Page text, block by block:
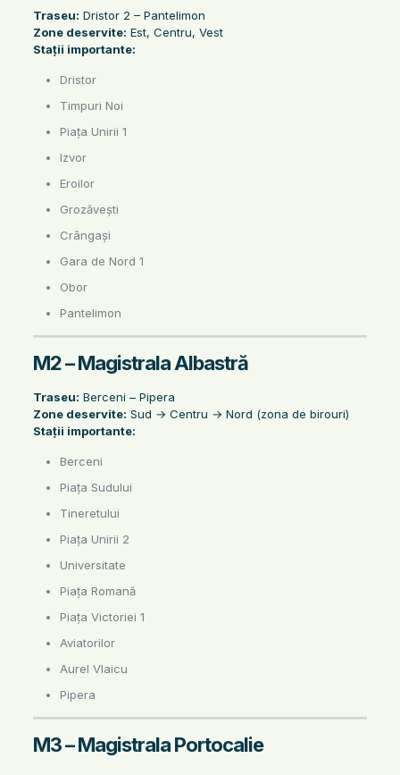
Traseu: Dristor 2 – Pantelimon
Zone deservite: Est, Centru, Vest
Stații importante:
Dristor
Timpuri Noi
Piața Unirii 1
Izvor
Eroilor
Grozăvești
Crângași
Gara de Nord 1
Obor
Pantelimon
M2 – Magistrala Albastră
Traseu: Berceni – Pipera
Zone deservite: Sud → Centru → Nord (zona de birouri)
Stații importante:
Berceni
Piața Sudului
Tineretului
Piața Unirii 2
Universitate
Piața Romană
Piața Victoriei 1
Aviatorilor
Aurel Vlaicu
Pipera
M3 – Magistrala Portocalie